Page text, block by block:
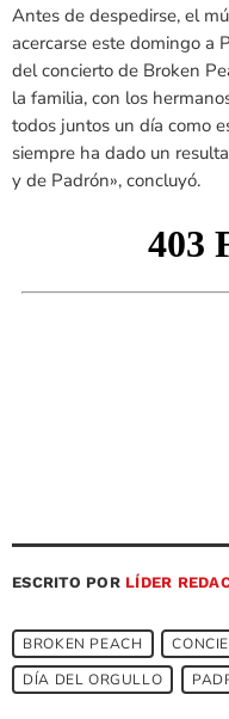
Antes de despedirse, el
acercarse este domingo a
del concierto de Broken
la familia, con los
todos juntos un día como
siempre ha dado un
y de Padrón», concluyó.
ESCRITO POR LÍDER
BROKEN PEACH
DÍA DEL ORGULLO